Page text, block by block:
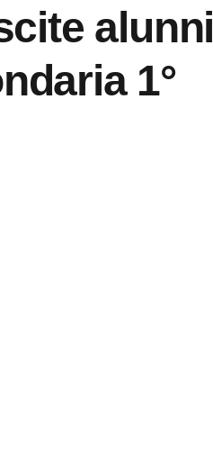
alunni
1°